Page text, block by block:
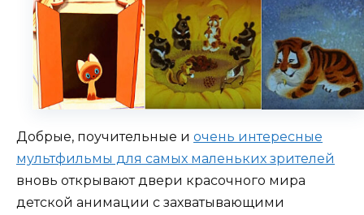
Добрые, поучительные и очень интересные
мультфильмы для самых маленьких зрителей
вновь открывают двери красочного мира
детской анимации с захватывающими